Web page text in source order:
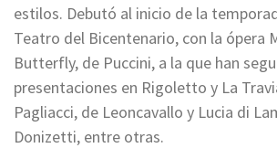
estilos. Debutó al inicio de la
Teatro del Bicentenario, con la ópera
Butterfly, de Puccini, a la que han
presentaciones en Rigoletto y La
Pagliacci, de Leoncavallo y Lucia di
Donizetti, entre otras.